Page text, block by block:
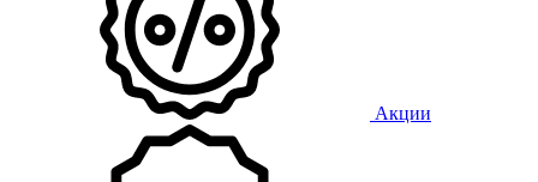
Акции